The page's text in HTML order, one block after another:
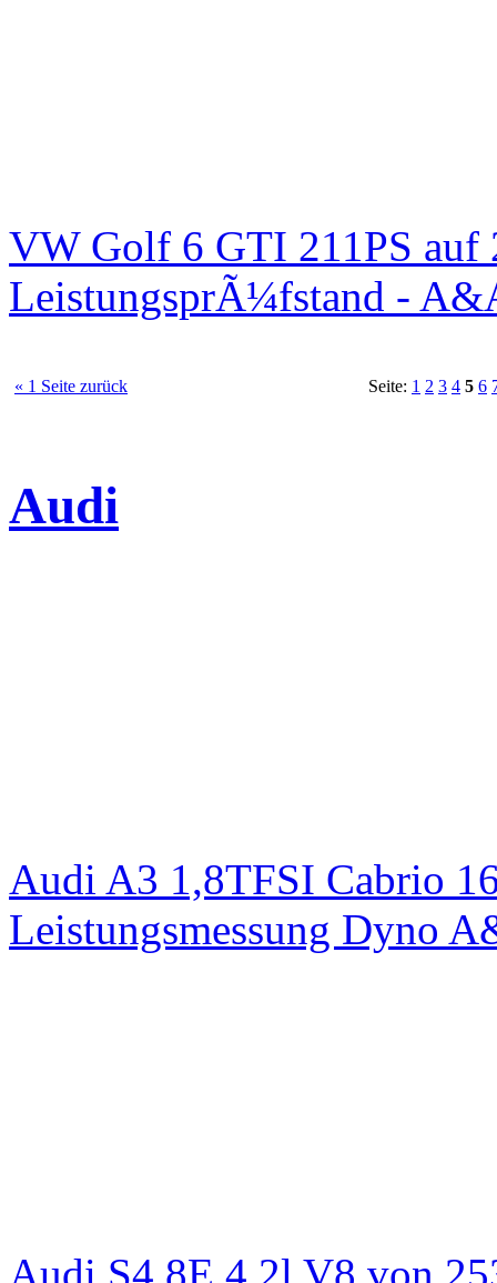
VW Golf 6 GTI 211PS auf
LeistungsprÃ¼fstand -
« 1 Seite zurück Seite: 1 2 3 4 5 6
Audi
Audi A3 1,8TFSI Cabrio
Leistungsmessung Dyno
Audi S4 8E 4,2l V8 von